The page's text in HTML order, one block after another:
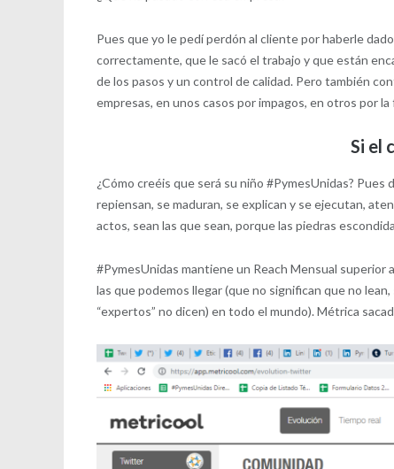
Pues que yo le pedí perdón al cliente por haberle
correctamente, que le sacó el trabajo y que están
de los pasos y un control de calidad. Pero también
empresas, en unos casos por impagos, en otros por
Si el
¿Cómo creéis que será su niño #PymesUnidas? Pues
repiensan, se maduran, se explican y se ejecutan,
actos, sean las que sean, porque las piedras
#PymesUnidas mantiene un Reach Mensual
las que podemos llegar (que no significan que no
“expertos” no dicen) en todo el mundo). Métrica